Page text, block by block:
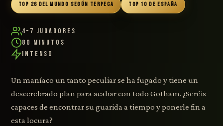
TOP 26 DEL MUNDO SEGÚN TERPECA TOP 10 DE ESPAÑA
4–7 Jugadores
80 Minutos
Intenso
Un maníaco un tanto peculiar se ha fugado y tiene un
descerebrado plan para acabar con todo Gotham. ¿Seréis
capaces de encontrar su guarida a tiempo y ponerle fin a
esta locura?